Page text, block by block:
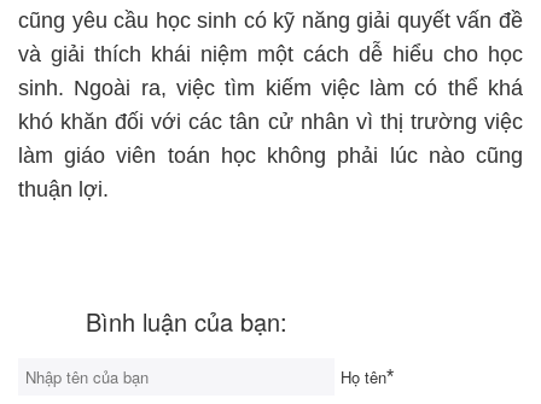
cũng yêu cầu học sinh có kỹ năng giải quyết vấn đề
và giải thích khái niệm một cách dễ hiểu cho học
sinh. Ngoài ra, việc tìm kiếm việc làm có thể khá
khó khăn đối với các tân cử nhân vì thị trường việc
làm giáo viên toán học không phải lúc nào cũng
thuận lợi.
Bình luận của bạn:
Họ tên*